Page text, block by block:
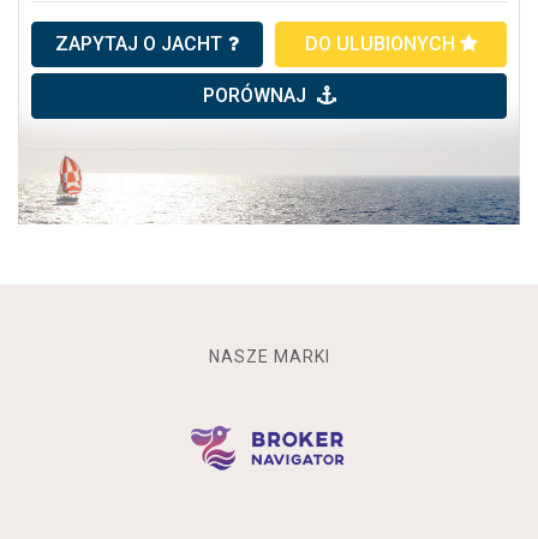
ZAPYTAJ O JACHT DO ULUBIONYCH
PORÓWNAJ
NASZE MARKI